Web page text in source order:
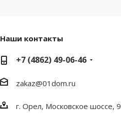
Наши контакты
+7 (4862) 49-06-46
zakaz@01dom.ru
г. Орел, Московское шоссе, 9